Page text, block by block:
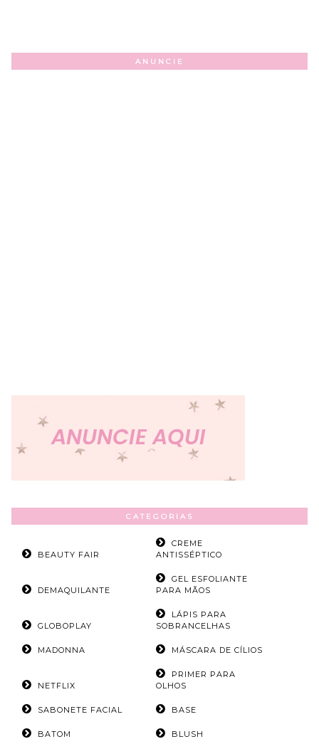
ANUNCIE
CATEGORIAS
BEAUTY FAIR
CREME
ANTISSÉPTICO
DEMAQUILANTE
GEL ESFOLIANTE
PARA MÃOS
GLOBOPLAY
LÁPIS PARA
SOBRANCELHAS
MADONNA MÁSCARA DE CÍLIOS
NETFLIX
PRIMER PARA
OLHOS
SABONETE FACIAL BASE
BATOM BLUSH